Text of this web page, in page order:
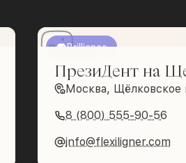
Brilliance
ПрезиДент на
Москва, Щёлковское
8 (800) 555-90-56
info@flexiligner.com